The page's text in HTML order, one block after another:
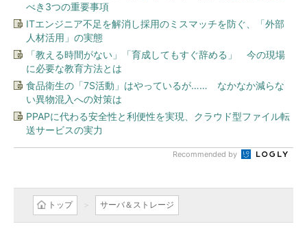
べき3つの重要事項
ITエンジニア不足を解消し採用のミスマッチを防ぐ、「外部
人材活用」の実態
「教える時間がない」「育成してもすぐ辞める」 今の現場
に必要な教育方法とは
食品衛生の「7S活動」はやっているが…… なかなか減らな
い異物混入への対策は
PPAPに代わる安全性と利便性を実現、クラウド型ファイル転
送サービスの実力
Recommended by
トップ サーバ＆ストレージ